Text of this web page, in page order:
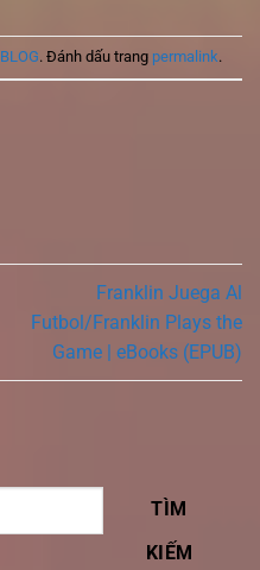
BLOG. Đánh dấu trang permalink.
Franklin Juega Al
Futbol/Franklin Plays the
Game | eBooks (EPUB)
TÌM
KIẾM